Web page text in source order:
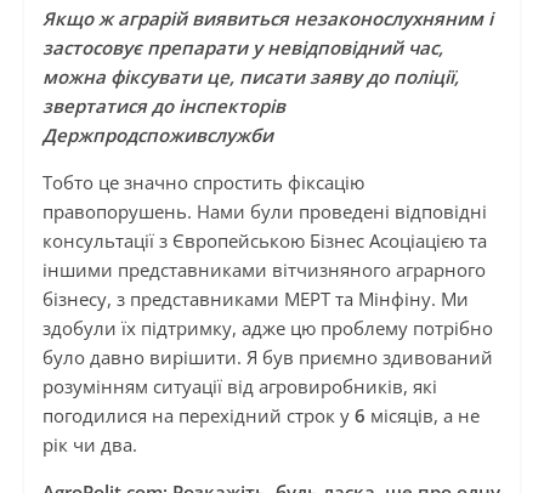
Якщо ж аграрій виявиться незаконослухняним і
застосовує препарати у невідповідний час,
можна фіксувати це, писати заяву до поліції,
звертатися до інспекторів
Держпродспоживслужби
Тобто це значно спростить фіксацію
правопорушень. Нами були проведені відповідні
консультації з Європейською Бізнес Асоціацією та
іншими представниками вітчизняного аграрного
бізнесу, з представниками МЕРТ та Мінфіну. Ми
здобули їх підтримку, адже цю проблему потрібно
було давно вирішити. Я був приємно здивований
розумінням ситуації від агровиробників, які
погодилися на перехідний строк у6 місяців, а не
рік чи два.